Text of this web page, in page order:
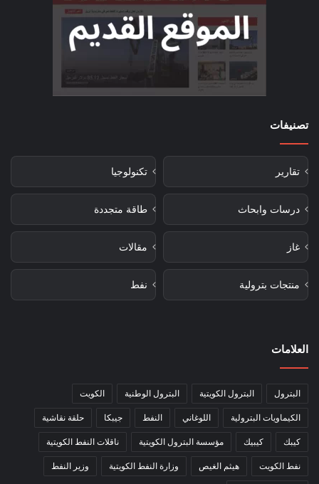
تصنيفات
تقارير تكنولوجيا
درسات وابحاث طاقة متجددة
غاز مقالات
منتجات بترولية نفط
العلامات
البترول البترول الكويتية البترول الوطنية الكويت
الكيماويات البترولية اللوغاني النفط جيبكا حلقة نقاشية
كيبك كيبيك مؤسسة البترول الكويتية ناقلات النفط الكويتية
نفط الكويت هيثم الغيص وزارة النفط الكويتية وزير النفط